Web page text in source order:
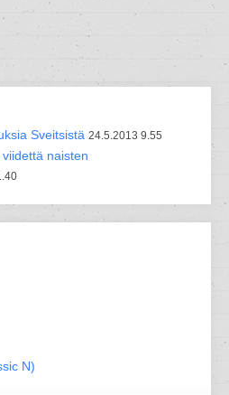
Sveitsistä 24.5.2013 9.55
naisten
N)